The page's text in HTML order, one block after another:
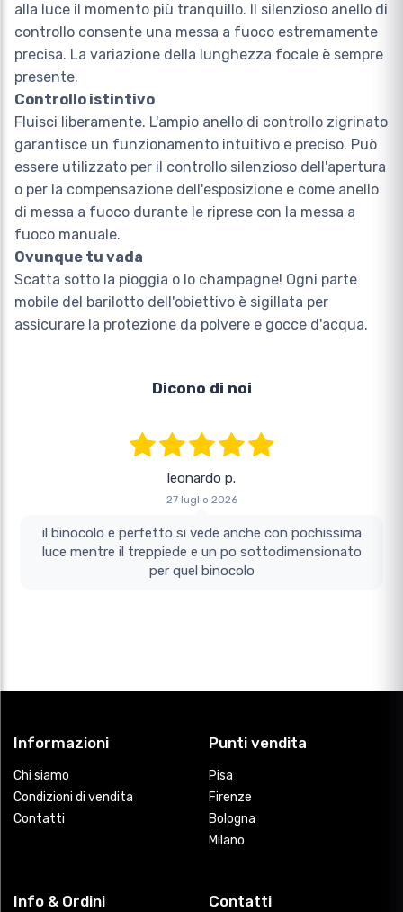
alla luce il momento più tranquillo. Il silenzioso anello di
controllo consente una messa a fuoco estremamente
precisa. La variazione della lunghezza focale è sempre
presente.
Controllo istintivo
Fluisci liberamente. L'ampio anello di controllo zigrinato
garantisce un funzionamento intuitivo e preciso. Può
essere utilizzato per il controllo silenzioso dell'apertura
o per la compensazione dell'esposizione e come anello
di messa a fuoco durante le riprese con la messa a
fuoco manuale.
Ovunque tu vada
Scatta sotto la pioggia o lo champagne! Ogni parte
mobile del barilotto dell'obiettivo è sigillata per
assicurare la protezione da polvere e gocce d'acqua.
Dicono di noi
leonardo p.
27 luglio 2026
il binocolo e perfetto si vede anche con pochissima
luce mentre il treppiede e un po sottodimensionato
per quel binocolo
Informazioni
Chi siamo
Condizioni di vendita
Contatti
Punti vendita
Pisa
Firenze
Bologna
Milano
Info & Ordini Contatti